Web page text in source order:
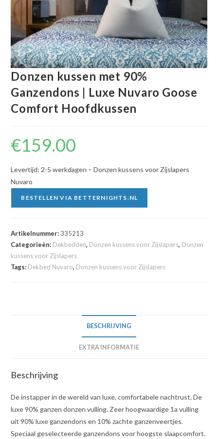
Donzen kussen met 90%
Ganzendons | Luxe Nuvaro Goose
Comfort Hoofdkussen
€159.00
Levertijd: 2-5 werkdagen – Donzen kussens voor Zijslapers
Nuvaro
BESTELLEN VIA BETTERNIGHTS.NL
Artikelnummer: 335213
Categorieën: Dekbedden, Donzen kussens voor Zijslapers, Donzen
kussens voor Zijslapers
Tags: Dekbed Nuvaro, Donzen kussens voor Zijslapers
BESCHRIJVING
EXTRA INFORMATIE
Beschrijving
De instapper in de wereld van luxe, comfortabele nachtrust. De
luxe 90% ganzen donzen vulling. Zeer hoogwaardige 1a vulling
uit 90% luxe ganzendons en 10% zachte ganzenveertjes.
Speciaal geselecteerde ganzendons voor hoogste slaapcomfort.